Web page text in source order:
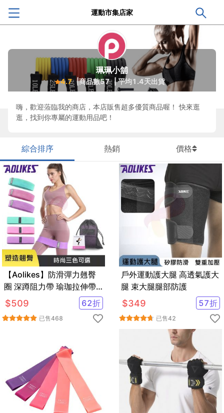
運動市集店家
珮珮小舖
4.7 |商品數57 | 平均1.4天出貨
嗨，歡迎蒞臨我的商店，本店販售超多優質商品喔！ 快來逛
逛，找到你專屬的運動用品吧！
綜合排序 熱銷 價格
【Aolikes】防滑彈力翹臀
圈 深蹲阻力帶 瑜珈拉伸帶
翹臀圈 虐臀圈
$509 62折
已售468
戶外運動護大腿 高透氣護大
腿 束大腿腿部防護
$349 57折
已售42